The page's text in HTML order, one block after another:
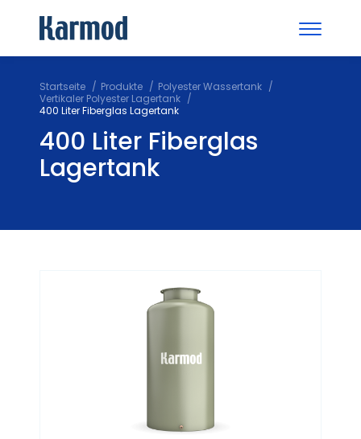
Startseite Produkte
Polyester Wassertank
Vertikaler Polyester Lagertank
400 Liter Fiberglas Lagertank
400 Liter Fiberglas
Lagertank